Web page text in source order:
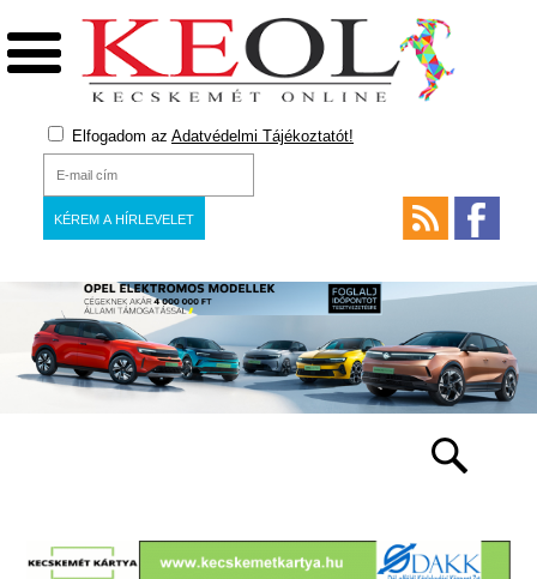
Elfogadom az Adatvédelmi Tájékoztatót!